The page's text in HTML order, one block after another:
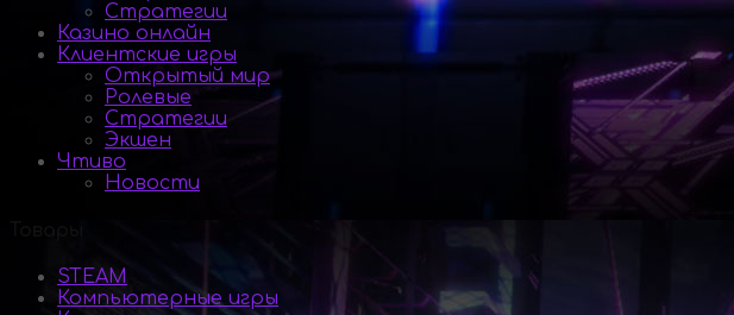
Стратегии
Казино онлайн
Клиентские игры
Открытый мир
Ролевые
Стратегии
Экшен
Чтиво
Новости
STEAM
Компьютерные игры